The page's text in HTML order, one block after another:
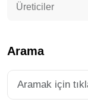
Üreticiler
Arama